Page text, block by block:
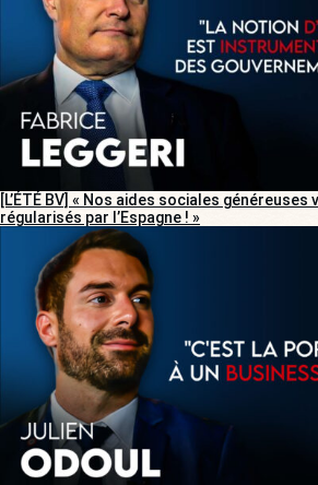
[L’ÉTÉ BV] « Nos aides sociales
régularisés par l’Espagne ! »